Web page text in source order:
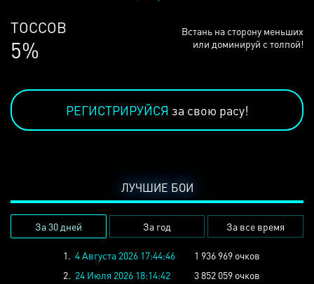
ЛЮДЕЙ
68%
Встань на сторону меньших
или доминируй с толпой!
РЕГИСТРИРУЙСЯ за свою расу!
ЛУЧШИЕ БОИ
За 30 дней За год За все время
1. 4 Августа 2026 17:44:46
1 936 969 очков
2. 24 Июля 2026 18:14:42
3 852 059 очков